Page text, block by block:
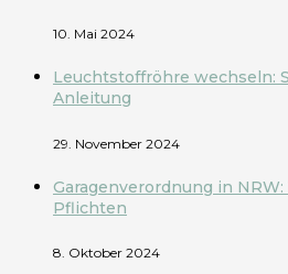
10. Mai 2024
Leuchtstoffröhre wechseln:
Anleitung
29. November 2024
Garagenverordnung in
Pflichten
8. Oktober 2024